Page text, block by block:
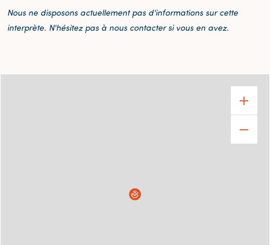
Nous ne disposons actuellement pas d'informations sur cette
interprète. N'hésitez pas à nous contacter si vous en avez.